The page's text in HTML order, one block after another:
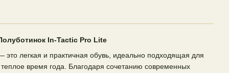
In-Tactic Pro Lite
это легкая и практичная обувь, идеально подходящая для
теплое время года. Благодаря сочетанию современных